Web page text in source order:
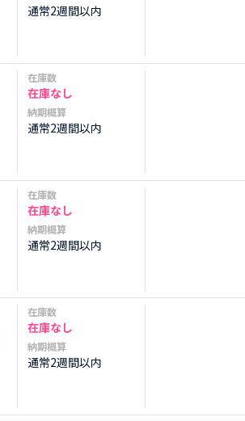
通常2週間以内
在庫数
在庫なし
納期概算
通常2週間以内
在庫数
在庫なし
納期概算
通常2週間以内
在庫数
在庫なし
納期概算
通常2週間以内